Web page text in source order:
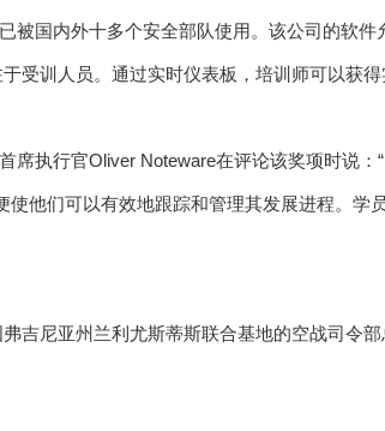
被国内外十多个安全部队使用。该公司的软
受训人员。通过实时仪表板，培训师可以获
席执行官Oliver Noteware在评论该奖项时说
使他们可以有效地跟踪和管理其发展进程。学
吉尼亚州兰利尤斯蒂斯联合基地的空战司令